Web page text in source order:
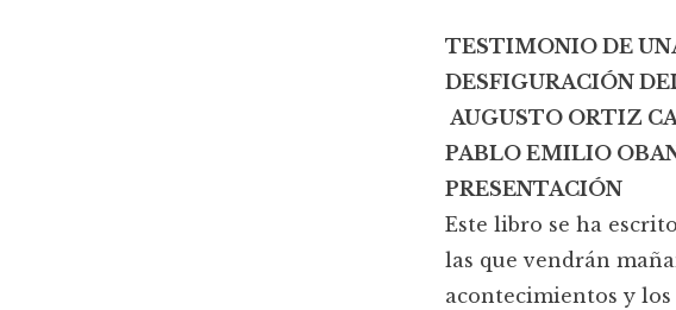
TESTIMONIO DE
DESFIGURACIÓN
AUGUSTO ORTIZ
PABLO EMILIO
PRESENTACIÓN
Este libro se ha
las que vendrán
acontecimientos y los